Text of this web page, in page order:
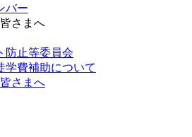
バー
さまへ
防止等委員会
学費補助について
さまへ